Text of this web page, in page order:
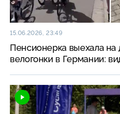
15.06.2026, 23:49
Пенсионерка выехала на
велогонки в Германии: